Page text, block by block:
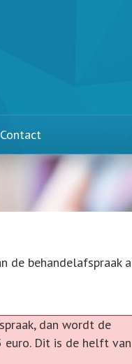
Contact
de behandelafspraak
dan wordt de
euro. Dit is de helft van